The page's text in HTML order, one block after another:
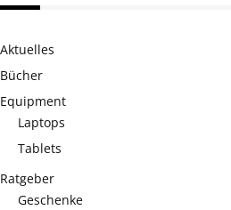
Aktuelles
Bücher
Equipment
Laptops
Tablets
Ratgeber
Geschenke